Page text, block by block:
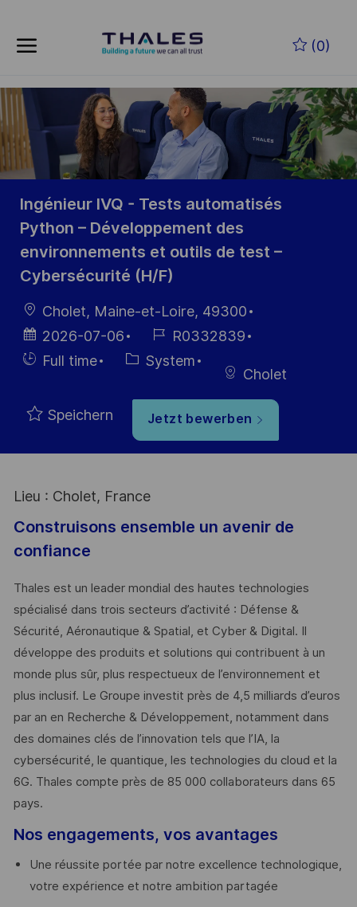
(0)
-
Ingénieur IVQ - Tests automatisés
Python – Développement des
environnements et outils de test –
Cybersécurité (H/F)
Ort
Cholet, Maine-et-Loire, 49300
Datum der
Veröffentlichung
2026-07-06
Job-
ID
R0332839
Einstellunngstyp
Full time Kategorie
System
Cholet
Speichern Jetzt bewerben
Lieu : Cholet, France
Construisons ensemble un avenir de
confiance
Thales est un leader mondial des hautes technologies
spécialisé dans trois secteurs d’activité : Défense &
Sécurité, Aéronautique & Spatial, et Cyber & Digital. Il
développe des produits et solutions qui contribuent à un
monde plus sûr, plus respectueux de l’environnement et
plus inclusif. Le Groupe investit près de 4,5 milliards d’euros
par an en Recherche & Développement, notamment dans
des domaines clés de l’innovation tels que l’IA, la
cybersécurité, le quantique, les technologies du cloud et la
6G. Thales compte près de 85 000 collaborateurs dans 65
pays. ​
Nos engagements, vos avantages
Une réussite portée par notre excellence technologique,
votre expérience et notre ambition partagée